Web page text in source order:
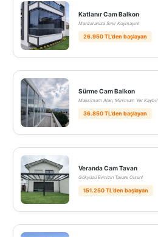
Katlanır Cam Balkon
Manzaranıza Sınır Koymayın!
26.950 TL’den başlayan
Sürme Cam Balkon
Maksimum Alan, Minimum Yer Kaybı!
36.850 TL’den başlayan
Veranda Cam Tavan
Gökyüzü Evinizin Tavanı Olsun!
151.250 TL’den başlayan